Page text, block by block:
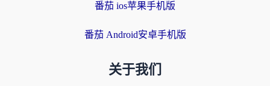
番茄 ios苹果手机版
番茄 Android安卓手机版
关于我们